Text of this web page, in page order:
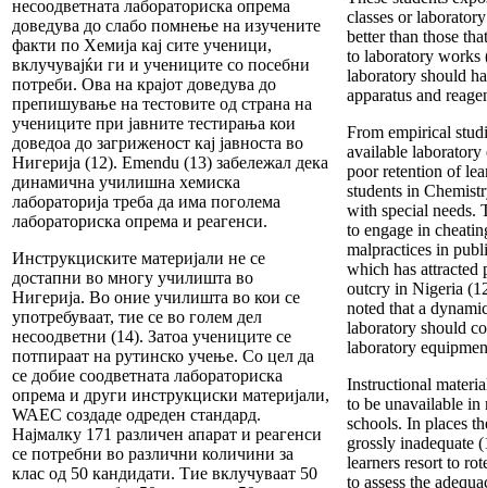
несоодветната лабораториска опрема
доведува до слабо помнење на изучените
факти по Хемија кај сите ученици,
вклучувајќи ги и учениците со посебни
потреби. Ова на крајот доведува до
препишување на тестовите од страна на
учениците при јавните тестирања кои
доведоа до загриженост кај јавноста во
Нигерија (12). Emendu (13) забележал дека
динамична училишна хемиска
лабораторија треба да има поголема
лабораториска опрема и реагенси.
Инструкциските материјали не се
достапни во многу училишта во
Нигерија. Во оние училишта во кои се
употребуваат, тие се во голем дел
несоодветни (14). Затоа учениците се
потпираат на рутинско учење. Со цел да
се добие соодветната лабораториска
опрема и други инструкциски материјали,
WAEC создаде одреден стандард.
Најмалку 171 различен апарат и реагенси
се потребни во различни количини за
клас од 50 кандидати. Тие вклучуваат 50
classes or
better than those
to laboratory works
laboratory should
apparatus and
From empirical
available laboratory
poor retention of
students in
with special needs.
to engage in
malpractices in
which has attracted
outcry in Nigeria
noted that a
laboratory should
laboratory
Instructional
to be unavailable in
schools. In places
grossly inadequate
learners resort to
to assess the